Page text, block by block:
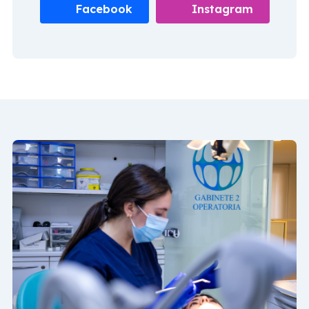
edad el que requiere los tratamientos con implantes.
Facebook Instagram